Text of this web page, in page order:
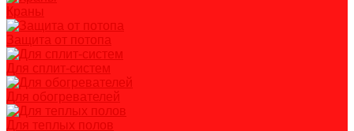
Краны
Защита от потопа
Для сплит-систем
Для обогревателей
Для теплых полов